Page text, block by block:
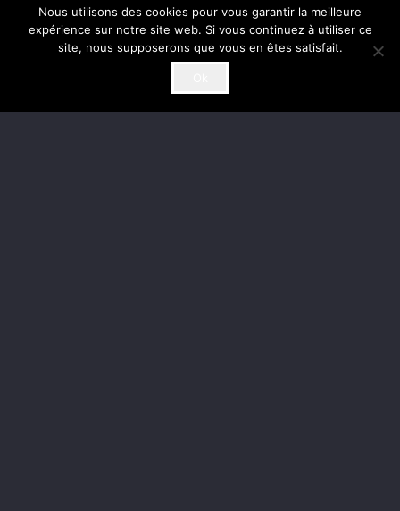
Nous utilisons des cookies pour vous garantir la meilleure
expérience sur notre site web. Si vous continuez à utiliser ce
site, nous supposerons que vous en êtes satisfait.